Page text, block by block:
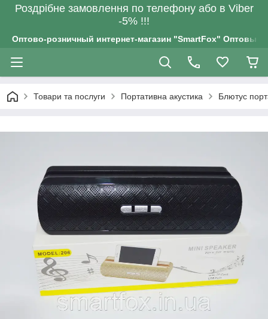
Роздрiбне замовлення по телефону або в Viber
-5% !!!
Оптово-розничный интернет-магазин "SmartFox" Оптовым
Товари та послуги Портативна акустика Блютус